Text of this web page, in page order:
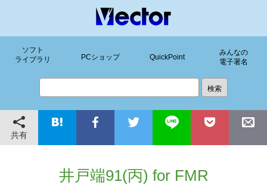
ソフト
ライブラリ
PCショップ QuickPoint
みんなの
電子署名
共有
井戸端91(丙) for FMR